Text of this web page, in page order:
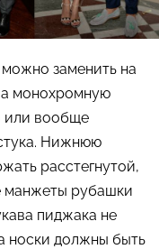
заменить на
а монохромную
или вообще
Нижнюю
расстегнутой,
манжеты рубашки
пиджака не
носки должны быть